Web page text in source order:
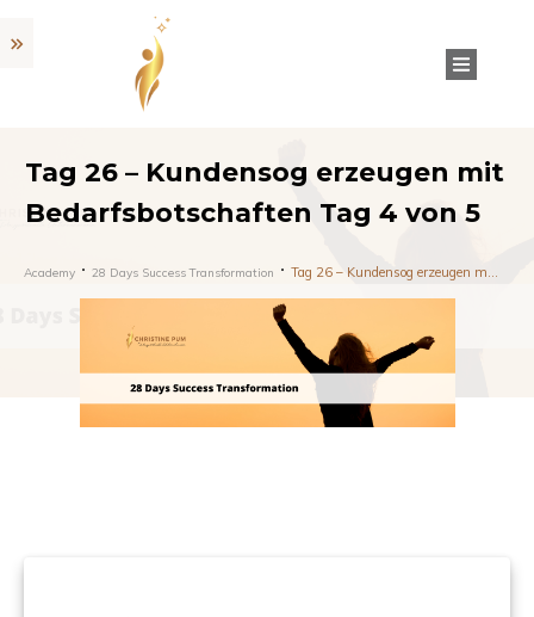
Tag 26 – Kundensog erzeugen mit
Bedarfsbotschaften Tag 4 von 5
Academy 28 Days Success Transformation Tag 26 – Kundensog erzeugen mit Bedarfsbotschaften Tag 4 von 5